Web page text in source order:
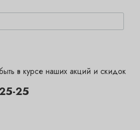
25
в курсе наших акций и скидок